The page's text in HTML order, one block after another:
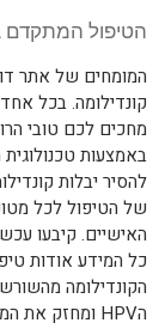
הטיפול המתקדם
המומחים של אתר
קונדילומה. בכל
מחכים לכם טובי
באמצעות
להסיר יבלות
של הטיפול לכל
האישיים. קיבעו
כל המידע אודות
הקונדילומה
הHPV ומחזק את המערכת החיסונית.